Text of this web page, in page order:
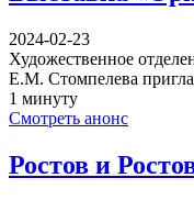
2024-02-23
Художественное
Е.М. Стомпелева
1 минуту
Смотреть анонс
Ростов и